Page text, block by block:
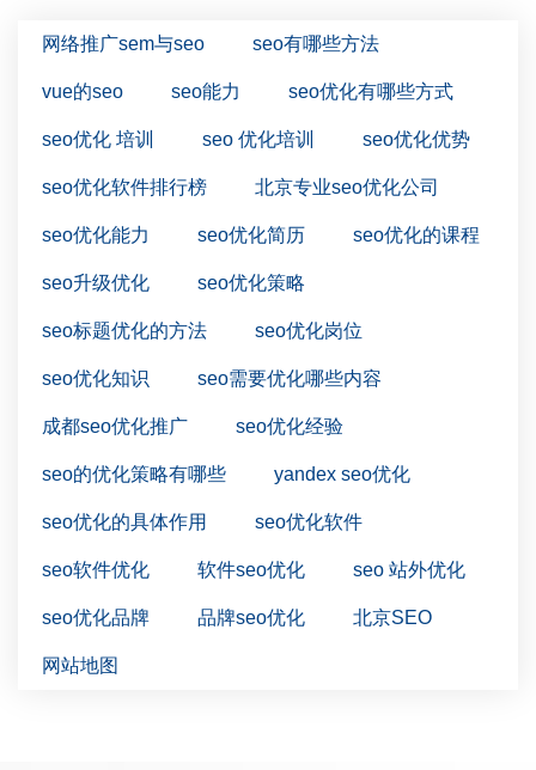
网络推广sem与seo seo有哪些方法
vue的seo seo能力 seo优化有哪些方式
seo优化 培训 seo 优化培训 seo优化优势
seo优化软件排行榜 北京专业seo优化公司
seo优化能力 seo优化简历 seo优化的课程
seo升级优化 seo优化策略
seo标题优化的方法 seo优化岗位
seo优化知识 seo需要优化哪些内容
成都seo优化推广 seo优化经验
seo的优化策略有哪些 yandex seo优化
seo优化的具体作用 seo优化软件
seo软件优化 软件seo优化 seo 站外优化
seo优化品牌 品牌seo优化 北京SEO
网站地图